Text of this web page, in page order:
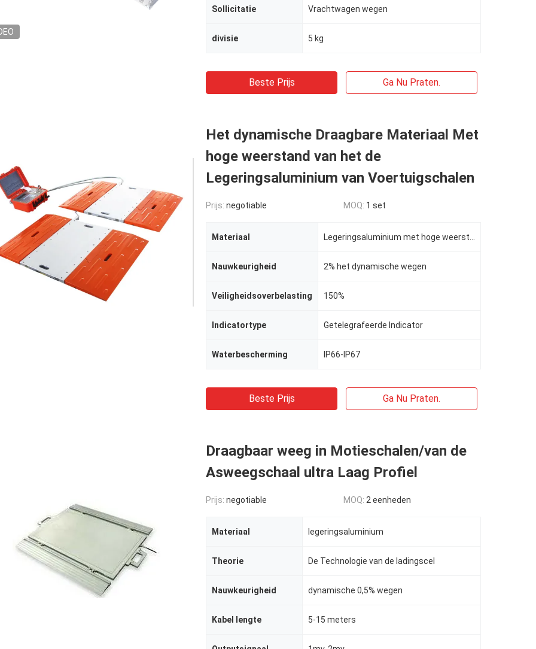
Sollicitatie Vrachtwagen wegen
divisie 5 kg
Beste Prijs Ga Nu Praten.
Het dynamische Draagbare Materiaal Met
hoge weerstand van het de
Legeringsaluminium van Voertuigschalen
Prijs: negotiable MOQ: 1 set
Materiaal
Nauwkeurigheid 2% het dynamische wegen
Veiligheidsoverbelasting 150%
Indicatortype Getelegrafeerde Indicator
Waterbescherming IP66-IP67
Beste Prijs Ga Nu Praten.
Draagbaar weeg in Motieschalen/van de
Asweegschaal ultra Laag Profiel
Prijs: negotiable MOQ: 2 eenheden
Materiaal legeringsaluminium
Theorie De Technologie van de ladingscel
Nauwkeurigheid dynamische 0,5% wegen
Kabel lengte 5-15 meters